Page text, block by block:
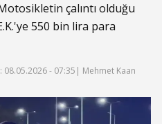
çalıntı olduğu
550 bin lira para
08.05.2026 - 07:35 | Mehmet Kaan